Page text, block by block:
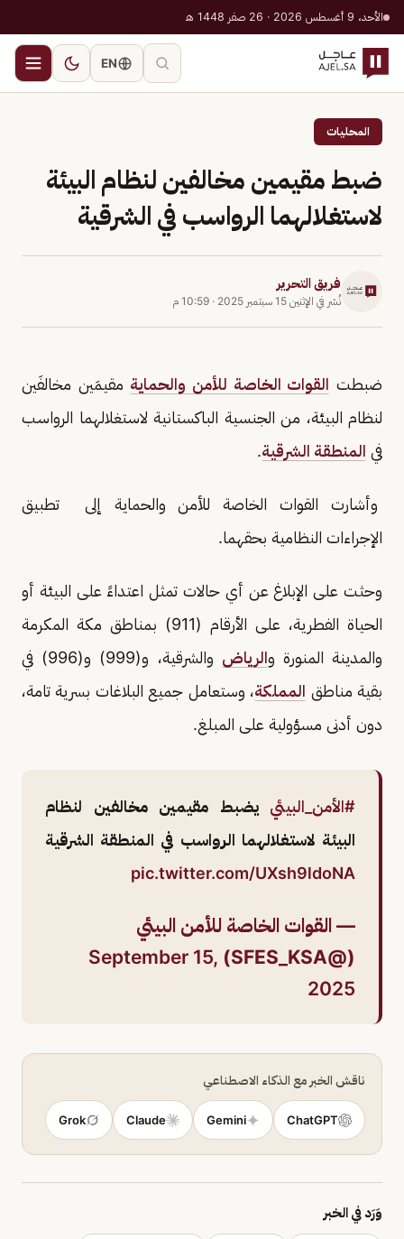
الأحد، 9 أغسطس 2026 · 26 صفر 1448 هـ
EN
المحليات
ضبط مقيمين مخالفين لنظام البيئة
لاستغلالهما الرواسب في الشرقية
فريق التحرير
نُشر في الإثنين 15 سبتمبر 2025 · 10:59 م
ضبطت القوات الخاصة للأمن والحماية مقيمَين مخالفَين
لنظام البيئة، من الجنسية الباكستانية لاستغلالهما الرواسب
في المنطقة الشرقية.
وأشارت القوات الخاصة للأمن والحماية إلى تطبيق
الإجراءات النظامية بحقهما.
وحثت على الإبلاغ عن أي حالات تمثل اعتداءً على البيئة أو
الحياة الفطرية، على الأرقام (911) بمناطق مكة المكرمة
والمدينة المنورة والرياض
والشرقية، و(999) و(996) في
بقية مناطق المملكة، وستعامل جميع البلاغات بسرية تامة،
دون أدنى مسؤولية على المبلغ.
#الأمن_البيئي يضبط مقيمين مخالفين لنظام
البيئة لاستغلالهما الرواسب في المنطقة الشرقية
pic.twitter.com/UXsh9ldoNA
— القوات الخاصة للأمن البيئي
(@SFES_KSA)
September 15,
2025
ناقش الخبر مع الذكاء الاصطناعي
ChatGPT
Gemini
Claude
Grok
وَرَد في الخبر